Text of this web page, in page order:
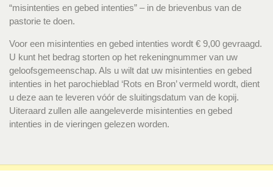
“misintenties en gebed intenties” – in de brievenbus van de
pastorie te doen.
Voor een misintenties en gebed intenties wordt € 9,00 gevraagd.
U kunt het bedrag storten op het rekeningnummer van uw
geloofsgemeenschap. Als u wilt dat uw misintenties en gebed
intenties in het parochieblad ‘Rots en Bron’ vermeld wordt, dient
u deze aan te leveren vóór de sluitingsdatum van de kopij.
Uiteraard zullen alle aangeleverde misintenties en gebed
intenties in de vieringen gelezen worden.